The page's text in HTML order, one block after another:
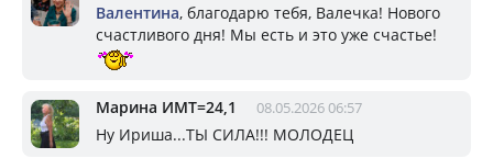
Валентина, благодарю тебя, Валечка! Нового
счастливого дня! Мы есть и это уже счастье!
Марина ИМТ=24,1 08.05.2026 06:57
Ну Ириша...ТЫ СИЛА!!! МОЛОДЕЦ